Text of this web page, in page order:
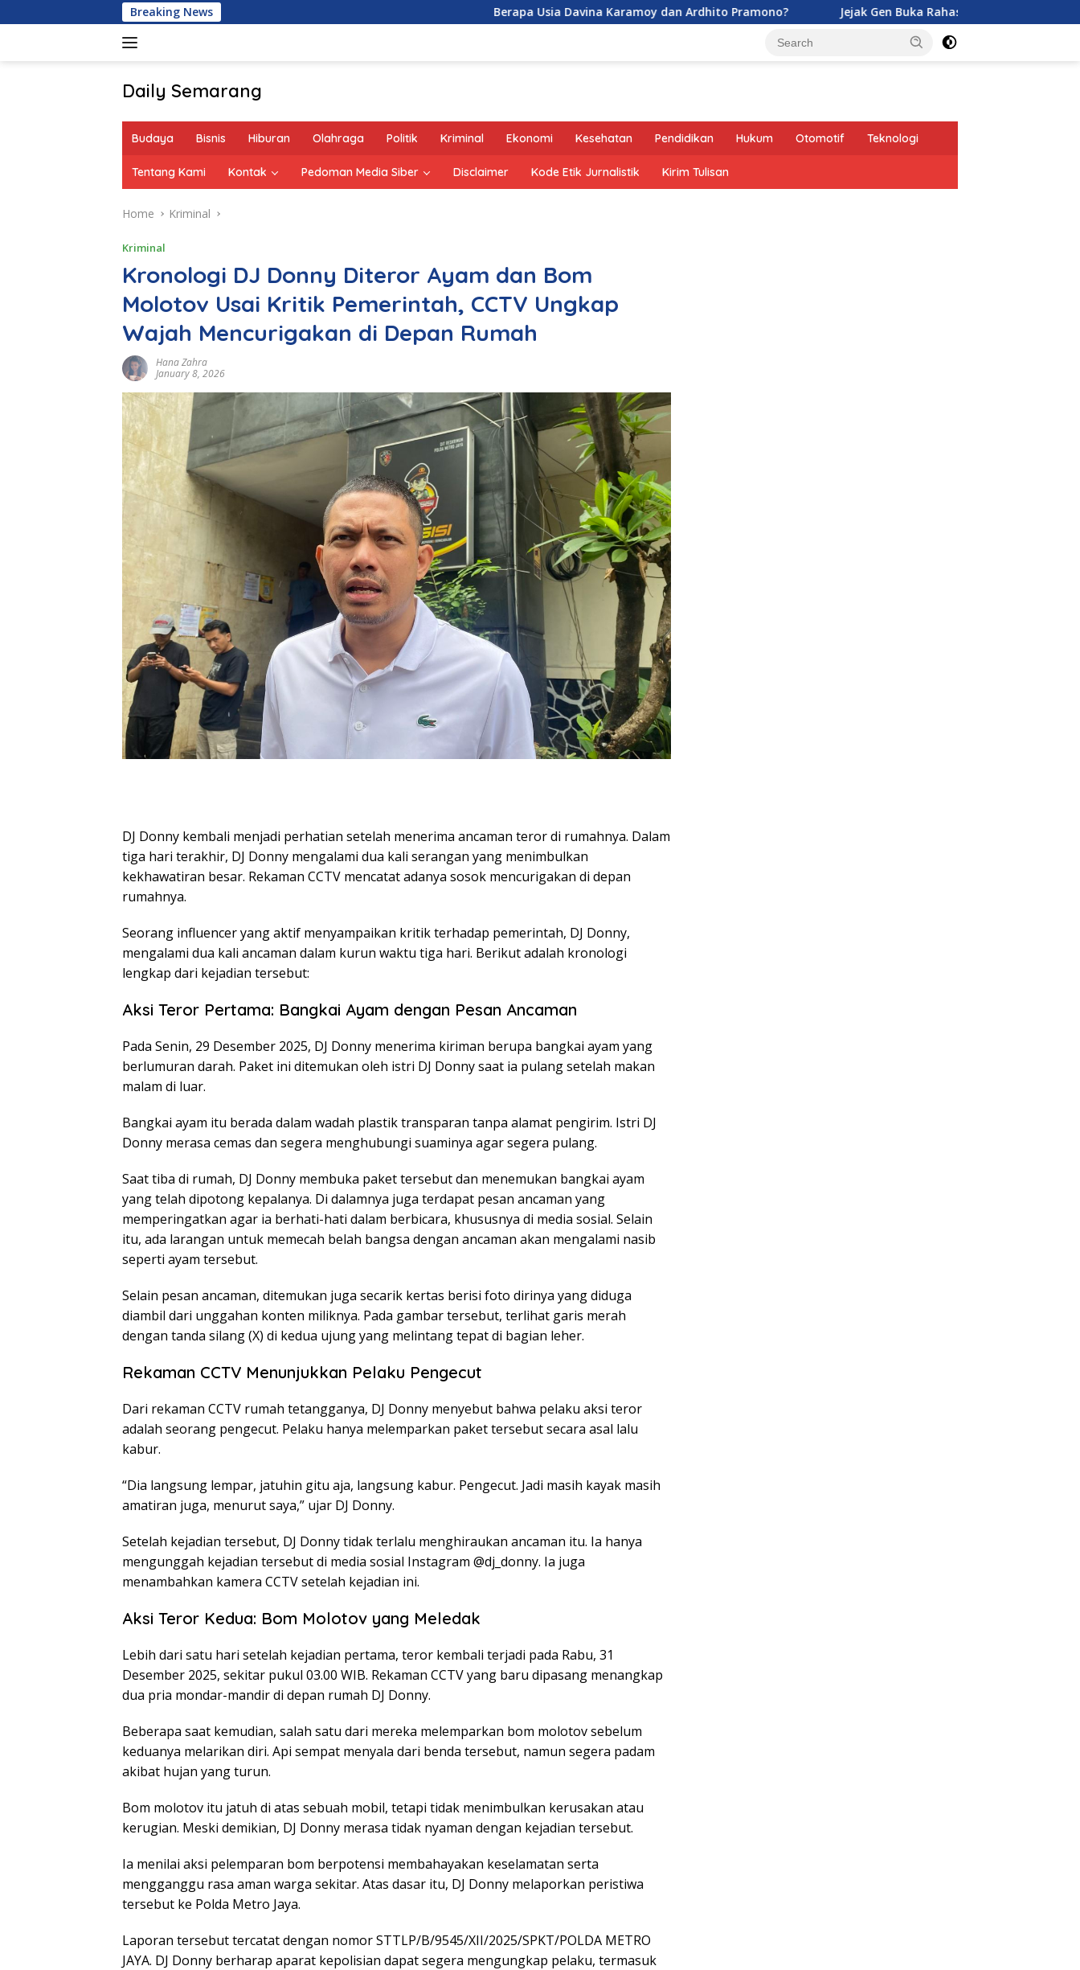
to
Breaking News Berapa Usia Davina Karamoy dan Ardhito Pramono? Jejak Gen Buka Rahasia Kucing di Eropa oleh Tentara
Daily Semarang
Hari
Informasi
Anda"
Budaya Bisnis Hiburan Olahraga Politik Kriminal Ekonomi Kesehatan Pendidikan Hukum Otomotif Teknologi
Tentang Kami Kontak Pedoman Media Siber Disclaimer Kode Etik Jurnalistik Kirim Tulisan
Home Kriminal
Kriminal
Kronologi DJ Donny Diteror Ayam dan Bom
Molotov Usai Kritik Pemerintah, CCTV Ungkap
Wajah Mencurigakan di Depan Rumah
Hana Zahra
January 8, 2026
DJ Donny kembali menjadi perhatian setelah menerima ancaman teror di rumahnya. Dalam
tiga hari terakhir, DJ Donny mengalami dua kali serangan yang menimbulkan
kekhawatiran besar. Rekaman CCTV mencatat adanya sosok mencurigakan di depan
rumahnya.
Seorang influencer yang aktif menyampaikan kritik terhadap pemerintah, DJ Donny,
mengalami dua kali ancaman dalam kurun waktu tiga hari. Berikut adalah kronologi
lengkap dari kejadian tersebut:
Aksi Teror Pertama: Bangkai Ayam dengan Pesan Ancaman
Pada Senin, 29 Desember 2025, DJ Donny menerima kiriman berupa bangkai ayam yang
berlumuran darah. Paket ini ditemukan oleh istri DJ Donny saat ia pulang setelah makan
malam di luar.
Bangkai ayam itu berada dalam wadah plastik transparan tanpa alamat pengirim. Istri DJ
Donny merasa cemas dan segera menghubungi suaminya agar segera pulang.
Saat tiba di rumah, DJ Donny membuka paket tersebut dan menemukan bangkai ayam
yang telah dipotong kepalanya. Di dalamnya juga terdapat pesan ancaman yang
memperingatkan agar ia berhati-hati dalam berbicara, khususnya di media sosial. Selain
itu, ada larangan untuk memecah belah bangsa dengan ancaman akan mengalami nasib
seperti ayam tersebut.
Selain pesan ancaman, ditemukan juga secarik kertas berisi foto dirinya yang diduga
diambil dari unggahan konten miliknya. Pada gambar tersebut, terlihat garis merah
dengan tanda silang (X) di kedua ujung yang melintang tepat di bagian leher.
Rekaman CCTV Menunjukkan Pelaku Pengecut
Dari rekaman CCTV rumah tetangganya, DJ Donny menyebut bahwa pelaku aksi teror
adalah seorang pengecut. Pelaku hanya melemparkan paket tersebut secara asal lalu
kabur.
“Dia langsung lempar, jatuhin gitu aja, langsung kabur. Pengecut. Jadi masih kayak masih
amatiran juga, menurut saya,” ujar DJ Donny.
Setelah kejadian tersebut, DJ Donny tidak terlalu menghiraukan ancaman itu. Ia hanya
mengunggah kejadian tersebut di media sosial Instagram @dj_donny. Ia juga
menambahkan kamera CCTV setelah kejadian ini.
Aksi Teror Kedua: Bom Molotov yang Meledak
Lebih dari satu hari setelah kejadian pertama, teror kembali terjadi pada Rabu, 31
Desember 2025, sekitar pukul 03.00 WIB. Rekaman CCTV yang baru dipasang menangkap
dua pria mondar-mandir di depan rumah DJ Donny.
Beberapa saat kemudian, salah satu dari mereka melemparkan bom molotov sebelum
keduanya melarikan diri. Api sempat menyala dari benda tersebut, namun segera padam
akibat hujan yang turun.
Bom molotov itu jatuh di atas sebuah mobil, tetapi tidak menimbulkan kerusakan atau
kerugian. Meski demikian, DJ Donny merasa tidak nyaman dengan kejadian tersebut.
Ia menilai aksi pelemparan bom berpotensi membahayakan keselamatan serta
mengganggu rasa aman warga sekitar. Atas dasar itu, DJ Donny melaporkan peristiwa
tersebut ke Polda Metro Jaya.
Laporan tersebut tercatat dengan nomor STTLP/B/9545/XII/2025/SPKT/POLDA METRO
JAYA. DJ Donny berharap aparat kepolisian dapat segera mengungkap pelaku, termasuk